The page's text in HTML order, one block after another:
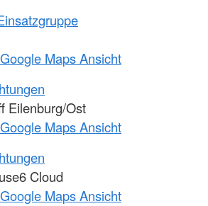
Maps Ansicht
Eilenburg/Ost
Maps Ansicht
Cloud
Maps Ansicht